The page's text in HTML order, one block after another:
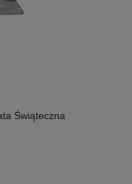
Świąteczna